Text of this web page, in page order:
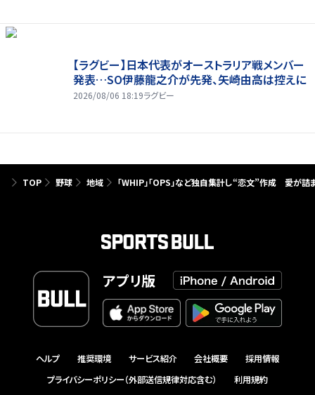
【ラグビー】日本代表がオーストラリア戦メンバー
発表…SO伊藤龍之介が先発、矢崎由高は控えに
2026/08/06 18:19ラグビー
TOP 野球 地域 「WHIP」「OPS」など独自集計し“恋文”作成 愛が詰
アプリ版
ヘルプ 推奨環境 サービス紹介 会社概要
採用情報
プライバシーポリシー（外部送信規律対応含む）
利用規約